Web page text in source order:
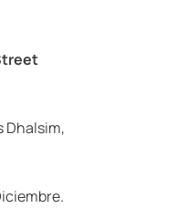
Dhalsim,